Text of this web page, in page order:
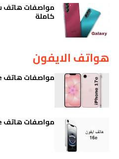
كاملة
هواتف الايفون
مواصفات هاتف iPhone 17e كاملا
مواصفات هاتف iPhone 16e